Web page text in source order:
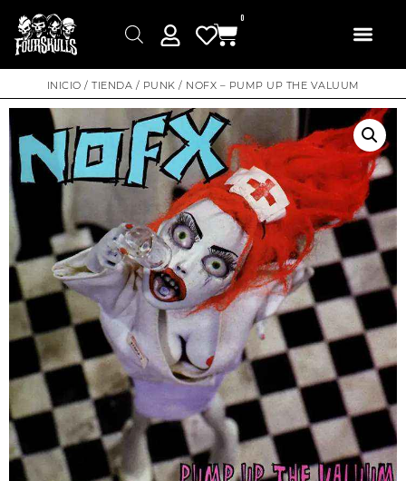
0
INICIO / TIENDA / PUNK / NOFX – PUMP UP THE VALUUM